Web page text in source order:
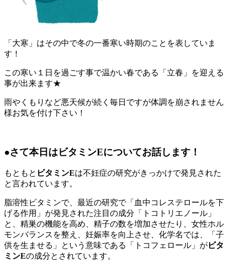
「大寒」はその中で冬の一番寒い時期のことを表していま
す！
この寒い１日を過ごす事で温かい春である「立春」を迎える
事が出来ます★
雨やくもりなど悪天候が続く毎日ですが体調を崩されません
様お気を付け下さい！
●さて本日はビタミンEについてお話します！
もともと ビタミンEは不妊症の研究がきっかけで発見された
と言われています。
脂溶性ビタミンで、最近の研究で「血中コレステロールを下
げる作用」が発見された注目の成分「トコトリエノール」
と、精巣の機能を高め、精子の数を増加させたり、女性ホル
モンバランスを整え、妊娠率を向上させ、化学名では、「子
供を生ませる」という意味である「トコフェロール」がビタ
ミンEの成分とされています。